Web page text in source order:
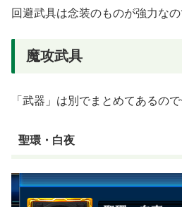
回避武具は念装のものが強力なの
魔攻武具
「武器」は別でまとめてあるので
聖環・白夜